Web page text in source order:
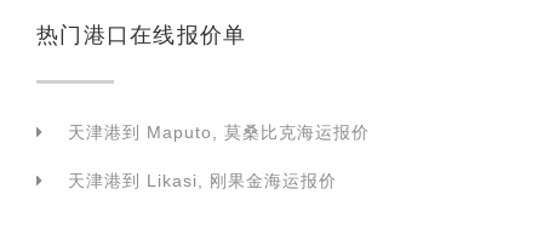
热门港口在线报价单
天津港到 Maputo, 莫桑比克海运报价
天津港到 Likasi, 刚果金海运报价